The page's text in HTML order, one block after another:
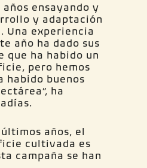
ensayando y
y adaptación
Una experiencia
año ha dado sus
que ha habido un
pero hemos
habido buenos
ha
años, el
cultivada es
campaña se han